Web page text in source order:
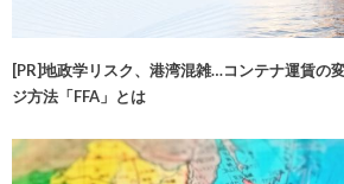
[PR]地政学リスク、港湾混雑…コンテナ運賃の
ジ方法「FFA」とは